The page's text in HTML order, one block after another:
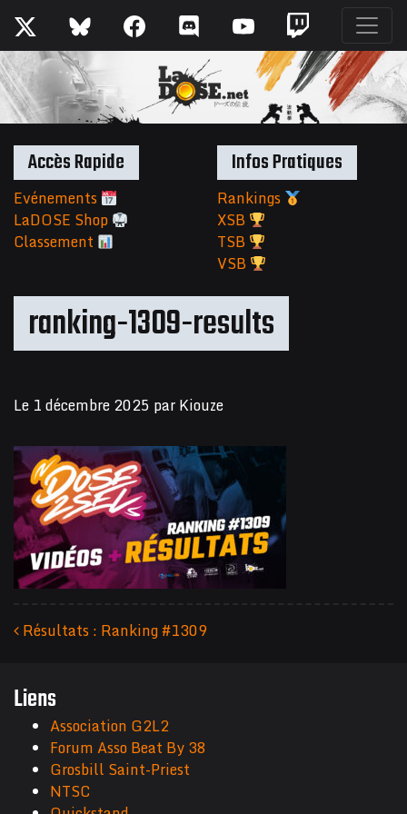
ranking-1309-results
Le 1 décembre 2025 parKiouze
Résultats : Ranking #1309
Accès Rapide
Evénements
LaDOSE Shop
Classement
Infos Pratiques
Rankings
XSB
TSB
VSB
Liens
Association G2L2
Forum Asso Beat By 38
Grosbill Saint-Priest
NTSC